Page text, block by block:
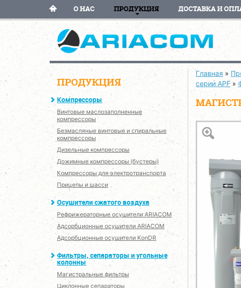
О НАС ПРОДУКЦИЯ ДОСТАВКА И
ПРОДУКЦИЯ
Компрессоры
Винтовые маслозаполненные
компрессоры
Безмасляные винтовые и спиральные
компрессоры
Дизельные компрессоры
Дожимные компрессоры (бустеры)
Компрессоры для электротранспорта
Прицепы и шасси
Осушители сжатого воздуха
Рефрижераторные осушители ARIACOM
Адсорбционные осушители ARIACOM
Адсорбционные осушители KonDR
Фильтры, сепараторы и угольные
колонны
Магистральные фильтры
Циклонные сепараторы
Главная »
серии APF »